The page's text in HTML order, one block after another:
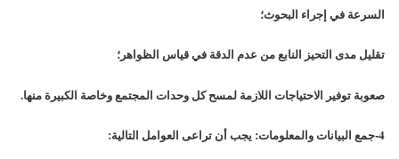
السرعة في إجراء البحوث؛
تقليل مدى التحيز النابع من عدم الدقة في قياس الظواهر؛
صعوبة توفير الاحتياجات اللازمة لمسح كل وحدات المجتمع وخاصة الكبيرة منها.
4-جمع البيانات والمعلومات: يجب أن تراعى العوامل التالية: